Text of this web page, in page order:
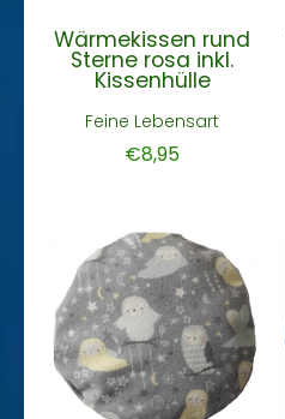
Wärmekissen rund
Sterne rosa inkl.
Kissenhülle
Feine Lebensart
€8,95